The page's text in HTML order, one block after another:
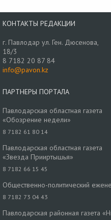
КОНТАКТЫ РЕДАКЦИИ
г. Павлодар ул. Ген. Дюсенова,
18/3
8 7182 20 87 84
info@pavon.kz
ПАРТНЕРЫ ПОРТАЛА
Павлодарская областная газета
«Обозрение недели»
8 7182 61 80 14
Павлодарская областная газета
«Звезда Прииртышья»
8 7182 66 15 45
Общественно-политический
8 7182 73 04 43
Павлодарская районная газета